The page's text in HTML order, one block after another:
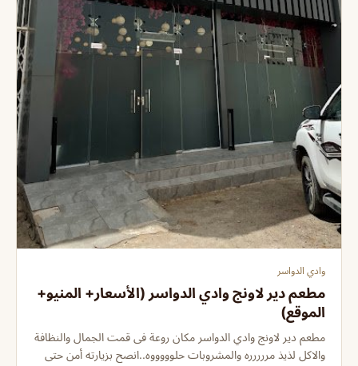
وادي الدواسر
مطعم دير لاونج وادي الدواسر (الأسعار+ المنيو+
الموقع)
مطعم دير لاونج وادي الدواسر مكان روعة فى قمت الجمال والنظافة
والاكل لذيذ مررررره والمشروبات حلوووووه..انصح بزيارته أمن حتى